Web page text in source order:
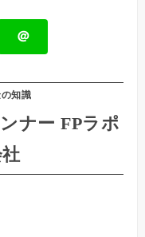
＠
知識
ナー FPラポ